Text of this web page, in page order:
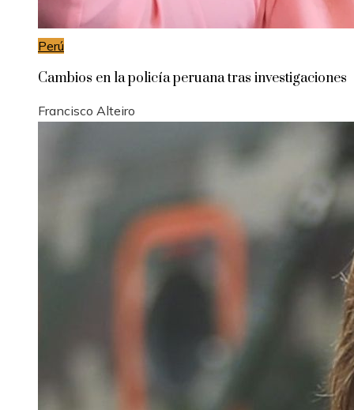
Perú
Cambios en la policía peruana tras investigaciones
Francisco Alteiro